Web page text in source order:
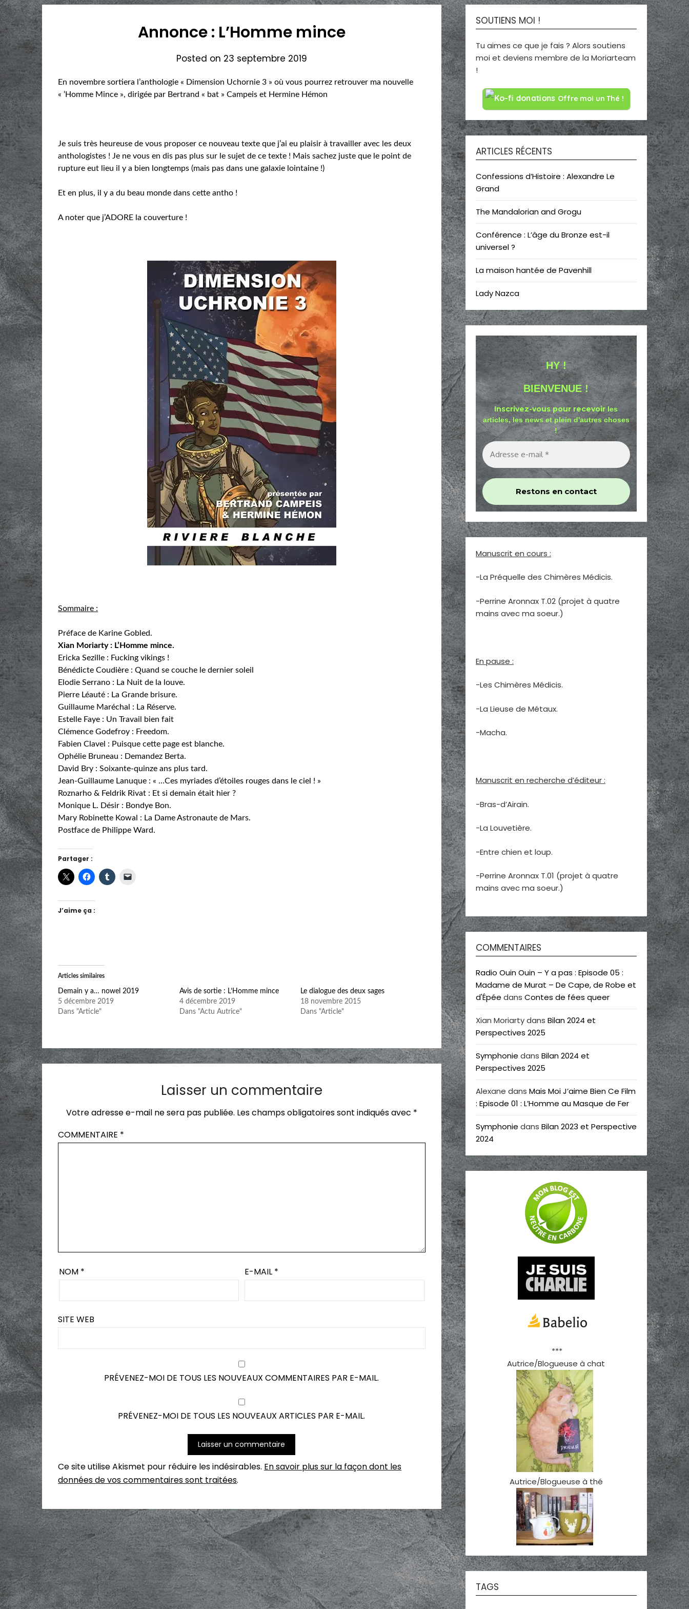
Annonce : L’Homme mince
Posted on 23 septembre 2019
En novembre sortiera l’anthologie « Dimension Uchornie 3 » où vous pourrez retrouver ma nouvelle
« ‘Homme Mince », dirigée par Bertrand « bat » Campeis et Hermine Hémon
Je suis très heureuse de vous proposer ce nouveau texte que j’ai eu plaisir à travailler avec les deux
anthologistes ! Je ne vous en dis pas plus sur le sujet de ce texte ! Mais sachez juste que le point de
rupture eut lieu il y a bien longtemps (mais pas dans une galaxie lointaine !)
Et en plus, il y a du beau monde dans cette antho !
A noter que j’ADORE la couverture !
Sommaire :
Préface de Karine Gobled.
Xian Moriarty : L’Homme mince.
Ericka Sezille : Fucking vikings !
Bénédicte Coudière : Quand se couche le dernier soleil
Elodie Serrano : La Nuit de la louve.
Pierre Léauté : La Grande brisure.
Guillaume Maréchal : La Réserve.
Estelle Faye : Un Travail bien fait
Clémence Godefroy : Freedom.
Fabien Clavel : Puisque cette page est blanche.
Ophélie Bruneau : Demandez Berta.
David Bry : Soixante-quinze ans plus tard.
Jean-Guillaume Lanuque : « …Ces myriades d’étoiles rouges dans le ciel ! »
Roznarho & Feldrik Rivat : Et si demain était hier ?
Monique L. Désir : Bondye Bon.
Mary Robinette Kowal : La Dame Astronaute de Mars.
Postface de Philippe Ward.
Partager :
J’aime ça :
Articles similaires
Demain y a… nowel 2019
5 décembre 2019
Dans "Article"
Avis de sortie : L’Homme mince
4 décembre 2019
Dans "Actu Autrice"
Le dialogue des deux sages
18 novembre 2015
Dans "Article"
Laisser un commentaire
Votre adresse e-mail ne sera pas publiée. Les champs obligatoires sont indiqués avec *
COMMENTAIRE *
NOM * E-MAIL *
SITE WEB
PRÉVENEZ-MOI DE TOUS LES NOUVEAUX COMMENTAIRES PAR E-MAIL.
PRÉVENEZ-MOI DE TOUS LES NOUVEAUX ARTICLES PAR E-MAIL.
Ce site utilise Akismet pour réduire les indésirables. En savoir plus sur la façon dont les
données de vos commentaires sont traitées.
SOUTIENS MOI !
Tu aimes ce que je fais ? Alors soutiens
moi et deviens membre de la Moriarteam
!
Offre moi un Thé !
ARTICLES RÉCENTS
Confessions d’Histoire : Alexandre Le
Grand
The Mandalorian and Grogu
Conférence : L’âge du Bronze est-il
universel ?
La maison hantée de Pavenhill
Lady Nazca
HY !
BIENVENUE !
Inscrivez-vous pour recevoirles
articles, les news et plein d'autres choses
!
Manuscrit en cours :
-La Préquelle des Chimères Médicis.
-Perrine Aronnax T.02 (projet à quatre
mains avec ma soeur.)
En pause :
-Les Chimères Médicis.
-La Lieuse de Métaux.
-Macha.
Manuscrit en recherche d’éditeur :
-Bras-d’Airain.
-La Louvetière.
-Entre chien et loup.
-Perrine Aronnax T.01 (projet à quatre
mains avec ma soeur.)
COMMENTAIRES
Radio Ouin Ouin – Y a pas : Episode 05 :
Madame de Murat – De Cape, de Robe et
d'Épée dans Contes de fées queer
Xian Moriartydans Bilan 2024 et
Perspectives 2025
Symphonie dans Bilan 2024 et
Perspectives 2025
Alexane dans Mais Moi J’aime Bien Ce Film
: Episode 01 : L’Homme au Masque de Fer
Symphonie dans Bilan 2023 et Perspective
2024
***
Autrice/Blogueuse à chat
Autrice/Blogueuse à thé
TAGS